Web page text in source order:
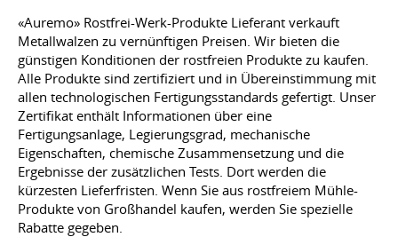
«Auremo» Rostfrei-Werk-Produkte Lieferant verkauft
Metallwalzen zu vernünftigen Preisen. Wir bieten die
günstigen Konditionen der rostfreien Produkte zu kaufen.
Alle Produkte sind zertifiziert und in Übereinstimmung mit
allen technologischen Fertigungsstandards gefertigt. Unser
Zertifikat enthält Informationen über eine
Fertigungsanlage, Legierungsgrad, mechanische
Eigenschaften, chemische Zusammensetzung und die
Ergebnisse der zusätzlichen Tests. Dort werden die
kürzesten Lieferfristen. Wenn Sie aus rostfreiem Mühle-
Produkte von Großhandel kaufen, werden Sie spezielle
Rabatte gegeben.